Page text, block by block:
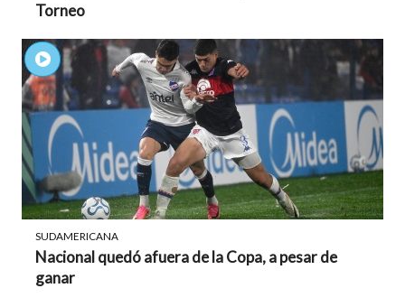
Torneo
SUDAMERICANA
Nacional quedó afuera de la Copa, a pesar de
ganar